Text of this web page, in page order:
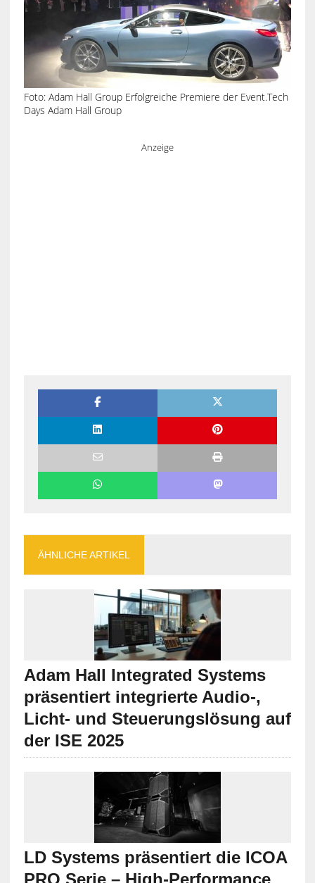
Foto: Adam Hall Group Erfolgreiche Premiere der Event.Tech
Days Adam Hall Group
Anzeige
ÄHNLICHE ARTIKEL
Adam Hall Integrated Systems
präsentiert integrierte Audio-,
Licht- und Steuerungslösung auf
der ISE 2025
LD Systems präsentiert die ICOA
PRO Serie – High-Performance